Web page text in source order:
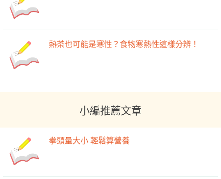
熱茶也可能是寒性？食物寒熱性這樣分辨！
小編推薦文章
拳頭量大小 輕鬆算營養